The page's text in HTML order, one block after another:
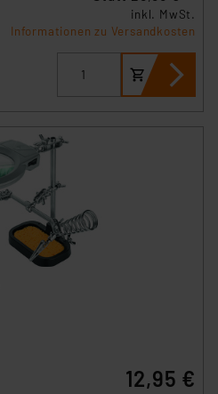
inkl. MwSt.
Informationen zu Versandkosten
12,95 €